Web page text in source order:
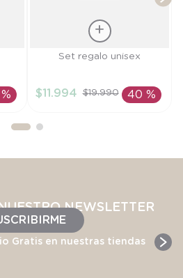
AÑADIR AL
Set regalo unisex
$11 .994 $19.990 40 %
NEWSLETTER
Gratis en nuestras tiendas